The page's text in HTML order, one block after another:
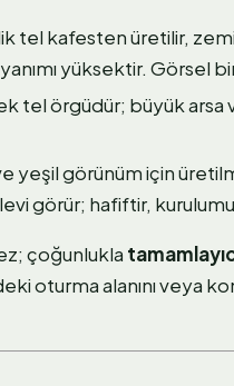
tel kafesten üretilir,
yüksektir. Görsel
tel örgüdür; büyük arsa
yeşil görünüm için
görür; hafiftir, kurulumu
çoğunlukla
oturma alanını veya